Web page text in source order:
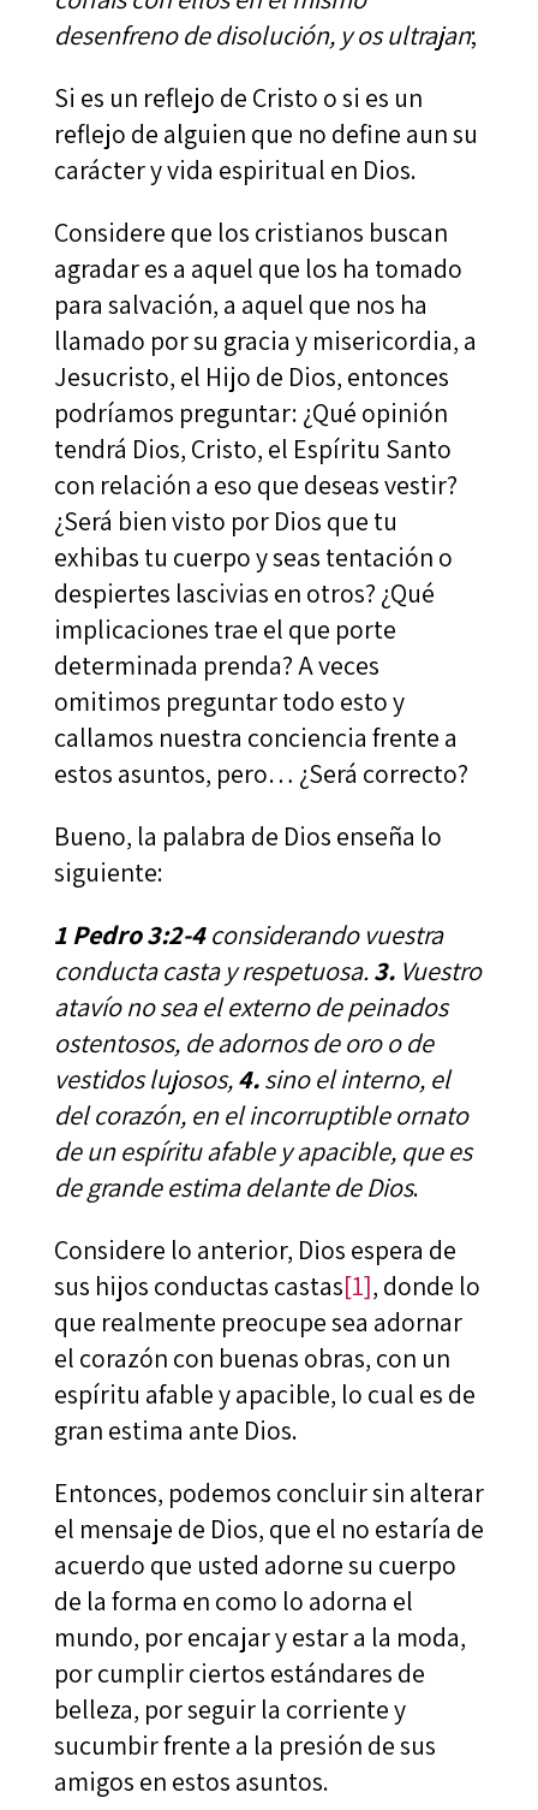
desenfreno de disolución, y os ultrajan;
Si es un reflejo de Cristo o si es un
reflejo de alguien que no define aun su
carácter y vida espiritual en Dios.
Considere que los cristianos buscan
agradar es a aquel que los ha tomado
para salvación, a aquel que nos ha
llamado por su gracia y misericordia, a
Jesucristo, el Hijo de Dios, entonces
podríamos preguntar: ¿Qué opinión
tendrá Dios, Cristo, el Espíritu Santo
con relación a eso que deseas vestir?
¿Será bien visto por Dios que tu
exhibas tu cuerpo y seas tentación o
despiertes lascivias en otros? ¿Qué
implicaciones trae el que porte
determinada prenda? A veces
omitimos preguntar todo esto y
callamos nuestra conciencia frente a
estos asuntos, pero… ¿Será correcto?
Bueno, la palabra de Dios enseña lo
siguiente:
1 Pedro 3:2-4considerando vuestra
conducta casta y respetuosa.3.Vuestro
atavío no sea el externo de peinados
ostentosos, de adornos de oro o de
vestidos lujosos,4.sino el interno, el
del corazón, en el incorruptible ornato
de un espíritu afable y apacible, que es
de grande estima delante de Dios.
Considere lo anterior, Dios espera de
sus hijos conductas castas[1], donde lo
que realmente preocupe sea adornar
el corazón con buenas obras, con un
espíritu afable y apacible, lo cual es de
gran estima ante Dios.
Entonces, podemos concluir sin alterar
el mensaje de Dios, que el no estaría de
acuerdo que usted adorne su cuerpo
de la forma en como lo adorna el
mundo, por encajar y estar a la moda,
por cumplir ciertos estándares de
belleza, por seguir la corriente y
sucumbir frente a la presión de sus
amigos en estos asuntos.